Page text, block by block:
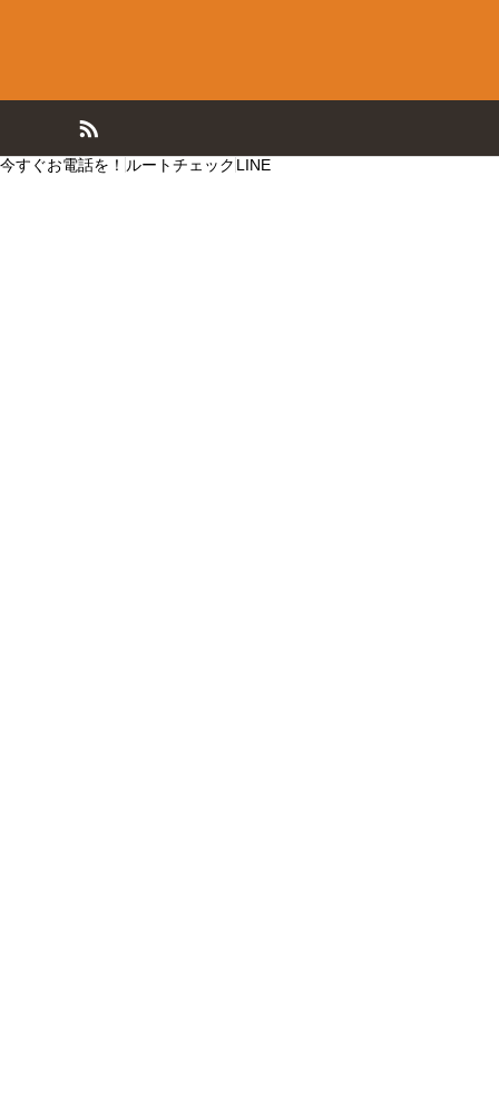
今すぐお電話を！ ルートチェック LINE